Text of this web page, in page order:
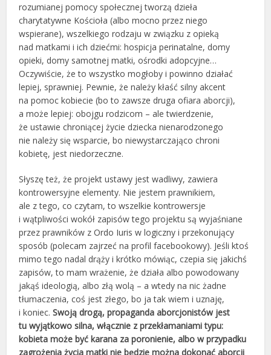
rozumianej pomocy społecznej tworzą dzieła
charytatywne Kościoła (albo mocno przez niego
wspierane), wszelkiego rodzaju w związku z opieką
nad matkami i ich dziećmi: hospicja perinatalne, domy
opieki, domy samotnej matki, ośrodki adopcyjne…
Oczywiście, że to wszystko mogłoby i powinno działać
lepiej, sprawniej. Pewnie, że należy kłaść silny akcent
na pomoc kobiecie (bo to zawsze druga ofiara aborcji),
a może lepiej: obojgu rodzicom – ale twierdzenie,
że ustawie chroniącej życie dziecka nienarodzonego
nie należy się wsparcie, bo niewystarczająco chroni
kobietę, jest niedorzeczne.
Słyszę też, że projekt ustawy jest wadliwy, zawiera
kontrowersyjne elementy. Nie jestem prawnikiem,
ale z tego, co czytam, to wszelkie kontrowersje
i wątpliwości wokół zapisów tego projektu są wyjaśniane
przez prawników z Ordo Iuris w logiczny i przekonujący
sposób (polecam zajrzeć na profil facebookowy). Jeśli ktoś
mimo tego nadal drąży i krótko mówiąc, czepia się jakichś
zapisów, to mam wrażenie, że działa albo powodowany
jakąś ideologią, albo złą wolą – a wtedy na nic żadne
tłumaczenia, coś jest złego, bo ja tak wiem i uznaję,
i koniec.Swoją drogą, propaganda aborcjonistów jest
tu wyjątkowo silna, włącznie z przekłamaniami typu:
kobieta może być karana za poronienie, albo w przypadku
zagrożenia życia matki nie będzie można dokonać aborcji